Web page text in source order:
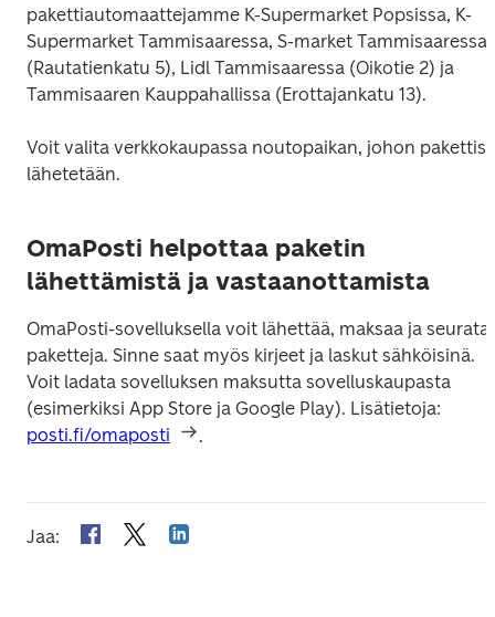
pakettiautomaattejamme K-Supermarket Popsissa, K-
Supermarket Tammisaaressa, S-market Tammisaaressa
(Rautatienkatu 5), Lidl Tammisaaressa (Oikotie 2) ja
Tammisaaren Kauppahallissa (Erottajankatu 13).
Voit valita verkkokaupassa noutopaikan, johon pakettisi
lähetetään.
OmaPosti helpottaa paketin
lähettämistä ja vastaanottamista
OmaPosti-sovelluksella voit lähettää, maksaa ja seurata
paketteja. Sinne saat myös kirjeet ja laskut sähköisinä.
Voit ladata sovelluksen maksutta sovelluskaupasta
posti.fi/omaposti
.
Jaa: